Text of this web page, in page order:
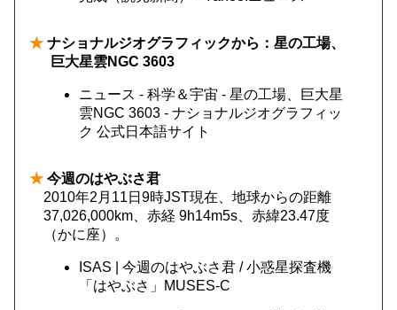
★ ナショナルジオグラフィックから：星の工場、
巨大星雲NGC 3603
ニュース - 科学＆宇宙 - 星の工場、巨大星
雲NGC 3603 - ナショナルジオグラフィッ
ク 公式日本語サイト
★ 今週のはやぶさ君
2010年2月11日9時JST現在、地球からの距離
37,026,000km、赤経 9h14m5s、赤緯23.47度
（かに座）。
ISAS | 今週のはやぶさ君 / 小惑星探査機
「はやぶさ」MUSES-C